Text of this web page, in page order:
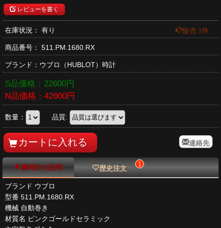
レビューを書く
在庫状況： 有り 販売:1件
商品番号： 511.PM.1680.RX
ブランド： ウブロ （HUBLOT）時計
S品価格： 22600円
N品価格： 42600円
数量： 品質:
連絡先
腕時計の説明 歴史注文 1
ブランド ウブロ
型番 511.PM.1680.RX
機械 自動巻き
材質名 ピンクゴールドセラミック